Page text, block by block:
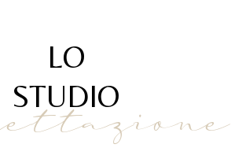
LO
STUDIO